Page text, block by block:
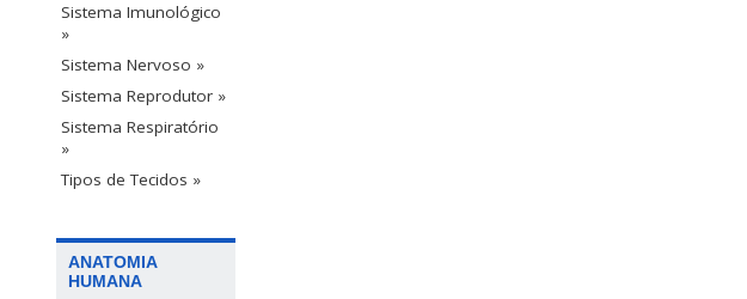
Sistema Imunológico
»
Sistema Nervoso »
Sistema Reprodutor »
Sistema Respiratório
»
Tipos de Tecidos »
ANATOMIA
HUMANA